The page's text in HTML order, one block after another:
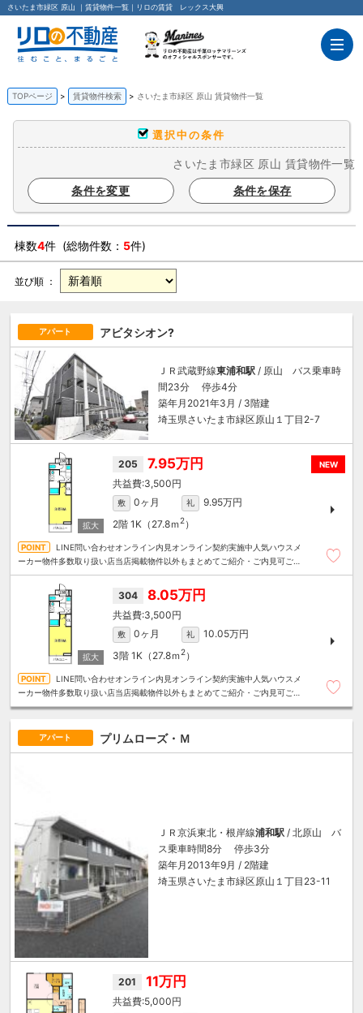
さいたま市緑区 原山 ｜賃貸物件一覧｜リロの賃貸 レックス大興
TOPページ 賃貸物件検索 さいたま市緑区 原山 賃貸物件一覧
選択中の条件
さいたま市緑区 原山 賃貸物件一覧
条件を変更
条件を保存
棟数4件 (総物件数： 5件)
並び順 ：
アパート アビタシオン?
ＪＲ武蔵野線東浦和駅 / 原山 バス乗車時
間23分 停歩4分
築年月2021年3月 / 3階建
埼玉県さいたま市緑区原山１丁目2-7
NEW
205 7.95万円
3,500円
敷 0ヶ月 礼
9.95万円
2階 1K（27.8ｍ 2）
LINE問い合わせオンライン内見オンライン契約実施中人気ハウスメ
ーカー物件多数取り扱い店当店掲載物件以外もまとめてご紹介・ご内見可ご予
304 8.05万円
3,500円
敷 0ヶ月 礼
10.05万円
3階 1K（27.8ｍ 2）
LINE問い合わせオンライン内見オンライン契約実施中人気ハウスメ
ーカー物件多数取り扱い店当店掲載物件以外もまとめてご紹介・ご内見可ご予
アパート プリムローズ・Ｍ
ＪＲ京浜東北・根岸線浦和駅 / 北原山 バ
ス乗車時間8分 停歩3分
築年月2013年9月 / 2階建
埼玉県さいたま市緑区原山１丁目23-11
201 11万円
5,000円